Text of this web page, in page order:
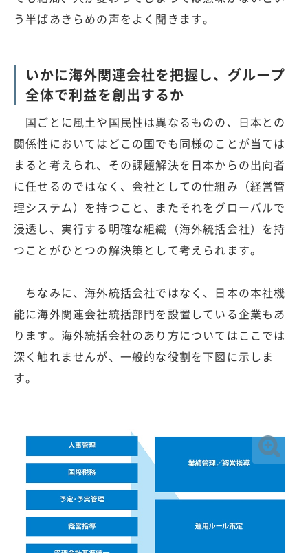
う半ばあきらめの声をよく聞きます。
いかに海外関連会社を把握し、グループ
全体で利益を創出するか
国ごとに風土や国民性は異なるものの、日本との
関係性においてはどこの国でも同様のことが当ては
まると考えられ、その課題解決を日本からの出向者
に任せるのではなく、会社としての仕組み（経営管
理システム）を持つこと、またそれをグローバルで
浸透し、実行する明確な組織（海外統括会社）を持
つことがひとつの解決策として考えられます。
ちなみに、海外統括会社ではなく、日本の本社機
能に海外関連会社統括部門を設置している企業もあ
ります。海外統括会社のあり方についてはここでは
深く触れませんが、一般的な役割を下図に示しま
す。